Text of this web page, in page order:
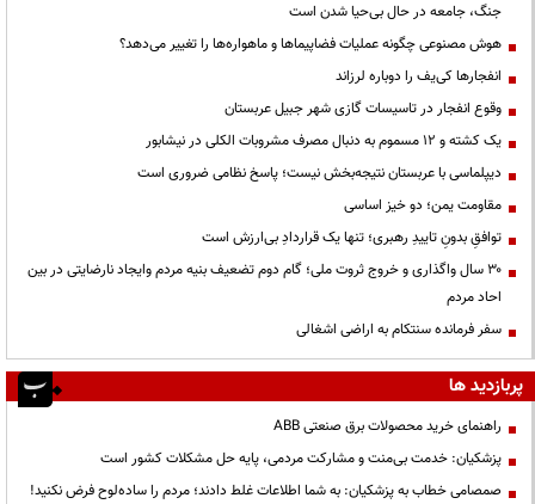
جنگ، جامعه در حال بی‌حیا شدن است
هوش مصنوعی چگونه عملیات فضاپیماها و ماهواره‌ها را تغییر می‌دهد؟
انفجارها کی‌یف را دوباره لرزاند
وقوع انفجار در تاسیسات گازی شهر جبیل عربستان
یک کشته و ۱۲ مسموم به دنبال مصرف مشروبات الکلی در نیشابور
دیپلماسی با عربستان نتیجه‌بخش نیست؛ پاسخ نظامی ضروری است
مقاومت یمن؛ دو خیز اساسی
توافقِ بدونِ تاییدِ رهبری؛ تنها یک قراردادِ بی‌ارزش است
۳۰ سال واگذاری و خروج ثروت ملی؛ گام دوم تضعیف بنیه مردم وایجاد نارضایتی در بین
احاد مردم
سفر فرمانده سنتکام به اراضی اشغالی
پربازدید ها
راهنمای خرید محصولات برق صنعتی ABB
پزشکیان: خدمت بی‌منت و مشارکت مردمی، پایه حل مشکلات کشور است
صمصامی خطاب به پزشکیان: به شما اطلاعات غلط دادند؛ مردم را ساده‌لوح فرض نکنید!